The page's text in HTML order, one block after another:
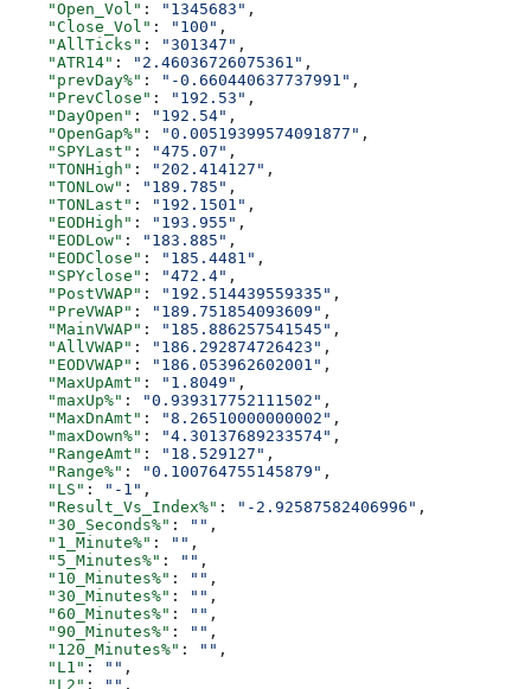
    "Open_Vol"
: "1345683" ,
    "Close_Vol"
: "100" ,
    "AllTicks"
: "301347" ,
    "ATR14"
: "2.46036726075361" ,
    "prevDay%"
: "-0.660440637737991" ,
    "PrevClose"
: "192.53" ,
    "DayOpen"
: "192.54" ,
    "OpenGap%"
: "0.00519399574091877" ,
    "SPYLast"
: "475.07" ,
    "TONHigh"
: "202.414127" ,
    "TONLow"
: "189.785" ,
    "TONLast"
: "192.1501" ,
    "EODHigh"
: "193.955" ,
    "EODLow"
: "183.885" ,
    "EODClose"
: "185.4481" ,
    "SPYclose"
: "472.4" ,
    "PostVWAP"
: "192.514439559335" ,
    "PreVWAP"
: "189.751854093609" ,
    "MainVWAP"
: "185.886257541545" ,
    "AllVWAP"
: "186.292874726423" ,
    "EODVWAP"
: "186.053962602001" ,
    "MaxUpAmt"
: "1.8049" ,
    "maxUp%"
: "0.939317752111502" ,
    "MaxDnAmt"
: "8.26510000000002" ,
    "maxDown%"
: "4.30137689233574" ,
    "RangeAmt"
: "18.529127" ,
    "Range%"
: "0.100764755145879" ,
    "LS"
: "-1" ,
    "Result_Vs_Index%"
: "-2.92587582406996" ,
    "30_Seconds%"
: "" ,
    "1_Minute%"
: "" ,
    "5_Minutes%"
: "" ,
    "10_Minutes%"
: "" ,
    "30_Minutes%"
: "" ,
    "60_Minutes%"
: "" ,
    "90_Minutes%"
: "" ,
    "120_Minutes%"
: "" ,
    "L1"
: "" ,
    "L2"
: "" ,